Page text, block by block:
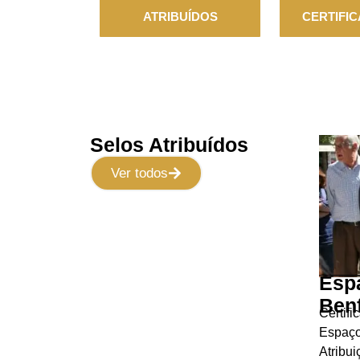
ATRIBUÍDOS
Selos Atribuídos
Ver todos